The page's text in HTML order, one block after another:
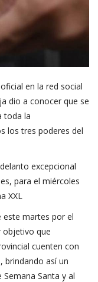
en la red social
dio a conocer que se
toda la
los tres poderes del
excepcional
para el miércoles
XXL
este martes por el
objetivo que
cuenten con
brindando así un
Santa y al